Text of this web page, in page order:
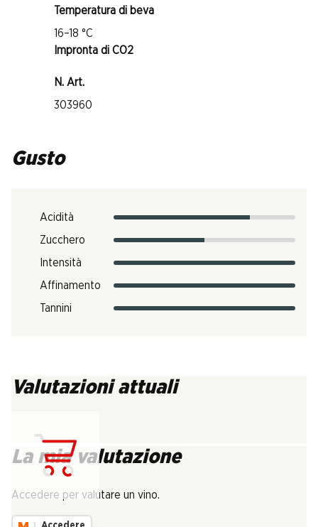
Temperatura di beva
16–18 °C
Impronta di CO2
N. Art.
303960
Gusto
Acidità
Zucchero
Intensità
Affinamento
Tannini
Valutazioni attuali
La mia valutazione
Accedere per valutare un vino.